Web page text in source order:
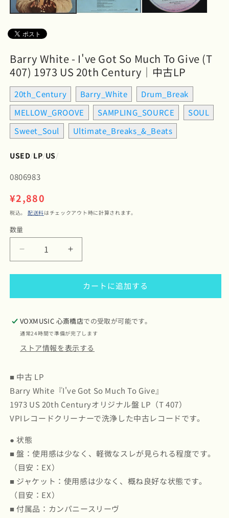
ィ
ア
を
開
Barry White - I've Got So Much To Give (T
407) 1973 US 20th Century｜中古LP
20th_Century Barry_White
Drum_Break
MELLOW_GROOVE
SAMPLING_SOURCE
SOUL
Sweet_Soul
Ultimate_Breaks_&_Beats
USED/LP/US/
SKU:
0806983
通
常
価
格
¥2,880
税込。 配送料はチェックアウト時に計算されます。
数
数量
White
-
Got
Much
To
Give
(T
1973
US
20th
Century
｜
古
LP
の
量
を
減
Barry
White
-
I&#39;ve
Got
Much
To
Give
(T
20th
Century
｜
LP
量
増
カートに追加する
VOXMUSIC 心斎橋店での受取が可能です。
通常24時間で準備が完了します
ストア情報を表示する
■ 中古 LP
Barry White『I've Got So Much To Give』
1973 US 20th Centuryオリジナル盤 LP（T 407）
VPIレコードクリーナーで洗浄した中古レコードです。
● 状態
■ 盤：使用感は少なく、軽微なスレが見られる程度です。
（目安：EX）
■ ジャケット：使用感は少なく、概ね良好な状態です。
（目安：EX）
■ 付属品：カンパニースリーヴ